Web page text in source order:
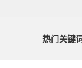
热门关键词